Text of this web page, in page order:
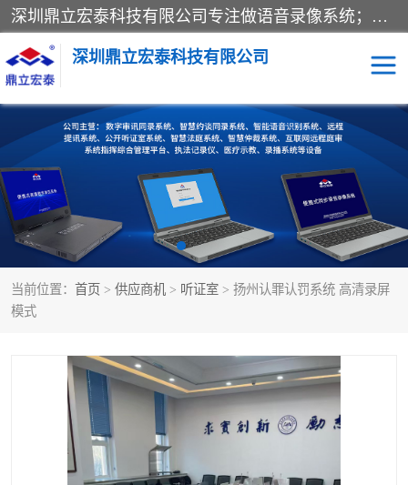
深圳鼎立宏泰科技有限公司专注做语音录像系统；主要服务有：约谈室同步录音录像系统、设计数字询问同步录音录像、数字约谈室同步录音录像、公开听证室、智慧庭审、智能语音识别转写、远程提讯（提审）、记录仪、远程指挥综合管理平台、录播系统等
深圳鼎立宏泰科技有限公司
当前位置： 首页 > 供应商机 > 听证室 > 扬州认罪认罚系统 高清录屏
模式
同步录音录像设备 便携式审讯设备
数字法庭 听证室
远程提讯 语音识别